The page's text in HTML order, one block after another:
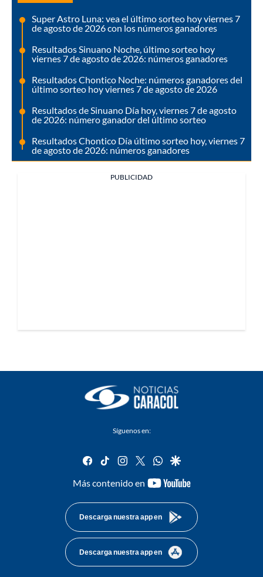
Super Astro Luna: vea el último sorteo hoy viernes 7
de agosto de 2026 con los números ganadores
Resultados Sinuano Noche, último sorteo hoy
viernes 7 de agosto de 2026: números ganadores
Resultados Chontico Noche: números ganadores del
último sorteo hoy viernes 7 de agosto de 2026
Resultados de Sinuano Día hoy, viernes 7 de agosto
de 2026: número ganador del último sorteo
Resultados Chontico Día último sorteo hoy, viernes 7
de agosto de 2026: números ganadores
PUBLICIDAD
Síguenos en:
facebook
tiktok instagram
twitterwhatsapp
google
Más contenido en
youtube-
Descarga nuestra app en
Descarga nuestra app en